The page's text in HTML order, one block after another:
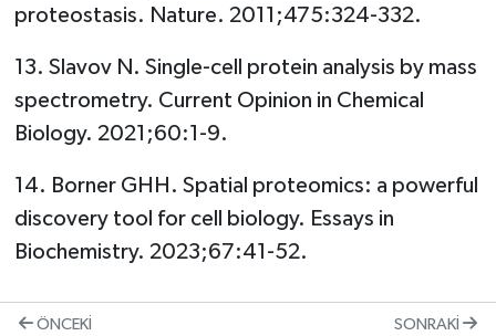
proteostasis. Nature. 2011;475:324-332.
13. Slavov N. Single-cell protein analysis by mass
spectrometry. Current Opinion in Chemical
Biology. 2021;60:1-9.
14. Borner GHH. Spatial proteomics: a powerful
discovery tool for cell biology. Essays in
Biochemistry. 2023;67:41-52.
ÖNCEKI SONRAKI